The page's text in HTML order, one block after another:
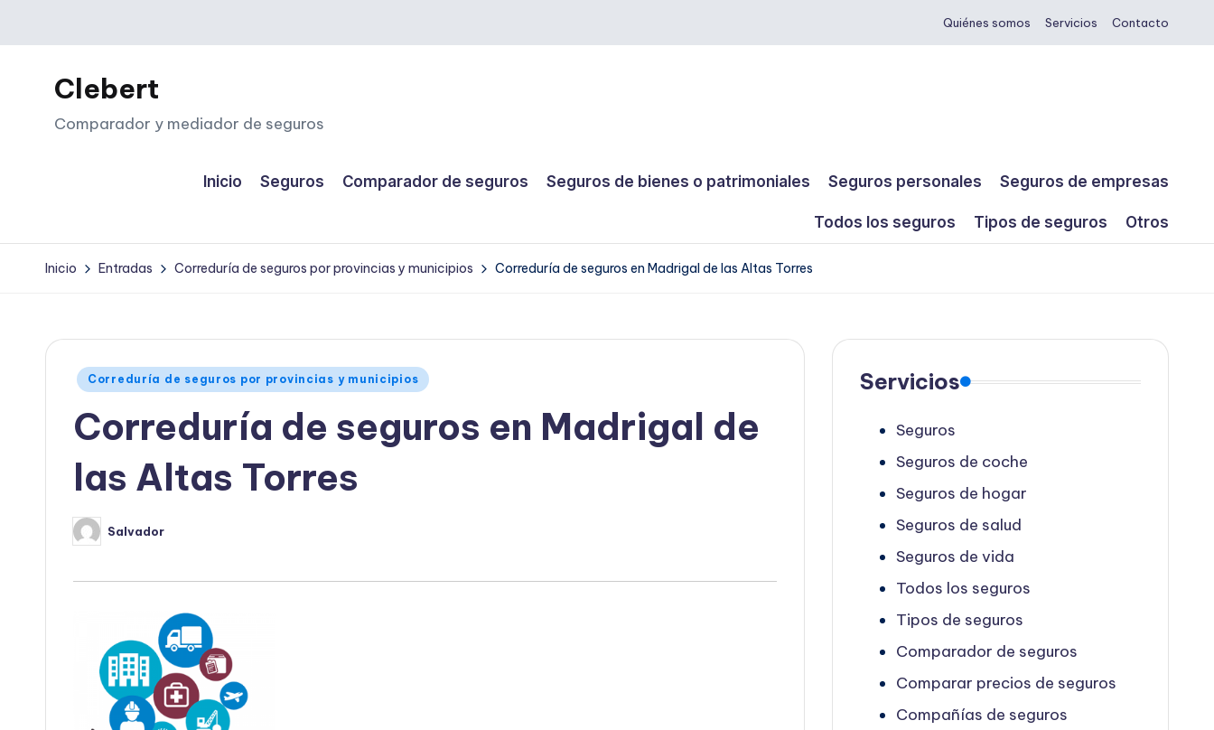
Saltar
contenido
Quiénes somos Servicios Contacto
Clebert
Comparador y mediador de seguros
Inicio Seguros Comparador de seguros Seguros de bienes o patrimoniales Seguros personales Seguros de empresas
Todos los seguros Tipos de seguros Otros
Inicio Entradas Correduría de seguros por provincias y municipios Correduría de seguros en Madrigal de las Altas Torres
Publicado
Correduría de seguros por provincias y municipios
Correduría de seguros en Madrigal de
las Altas Torres
Publicado
por
Salvador
Servicios
Seguros
Seguros de coche
Seguros de hogar
Seguros de salud
Seguros de vida
Todos los seguros
Tipos de seguros
Comparador de seguros
Comparar precios de seguros
Compañías de seguros